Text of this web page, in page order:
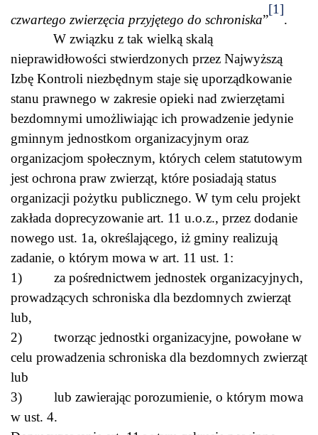
czwartego zwierzęcia przyjętego do schroniska”
[1]
.
W związku z tak wielką skalą
nieprawidłowości stwierdzonych przez Najwyższą
Izbę Kontroli niezbędnym staje się uporządkowanie
stanu prawnego w zakresie opieki nad zwierzętami
bezdomnymi umożliwiając ich prowadzenie jedynie
gminnym jednostkom organizacyjnym oraz
organizacjom społecznym, których celem statutowym
jest ochrona praw zwierząt, które posiadają status
organizacji pożytku publicznego. W tym celu projekt
zakłada doprecyzowanie art. 11 u.o.z., przez dodanie
nowego ust. 1a, określającego, iż gminy realizują
zadanie, o którym mowa w art. 11 ust. 1:
1) za pośrednictwem jednostek organizacyjnych,
prowadzących schroniska dla bezdomnych zwierząt
lub,
2) tworząc jednostki organizacyjne, powołane w
celu prowadzenia schroniska dla bezdomnych zwierząt
lub
3) lub zawierając porozumienie, o którym mowa
w ust. 4.